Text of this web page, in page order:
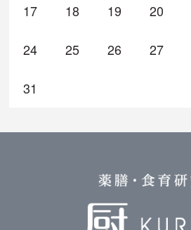
17 18 19 20
24 25 26 27
31